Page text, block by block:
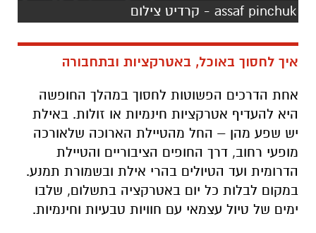
assaf pinchuk - קרדיט צילום
איך לחסוך באוכל, באטרקציות ובתחבורה
אחת הדרכים הפשוטות לחסוך במהלך החופשה
היא להעדיף אטרקציות חינמיות או זולות. באילת
יש שפע מהן – החל מהטיילת הארוכה שלאורכה
מופעי רחוב, דרך החופים הציבוריים והטיילת
הדרומית ועד הטיולים בהרי אילת ובשמורת תמנע.
במקום לבלות כל יום באטרקציה בתשלום, שלבו
ימים של טיול עצמאי עם חוויות טבעיות וחינמיות.